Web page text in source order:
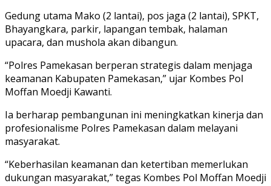
Gedung utama Mako (2 lantai), pos jaga (2 lantai), SPKT,
Bhayangkara, parkir, lapangan tembak, halaman
upacara, dan mushola akan dibangun.
“Polres Pamekasan berperan strategis dalam menjaga
keamanan Kabupaten Pamekasan,” ujar Kombes Pol
Moffan Moedji Kawanti.
Ia berharap pembangunan ini meningkatkan kinerja dan
profesionalisme Polres Pamekasan dalam melayani
masyarakat.
“Keberhasilan keamanan dan ketertiban memerlukan
dukungan masyarakat,” tegas Kombes Pol Moffan Moedji